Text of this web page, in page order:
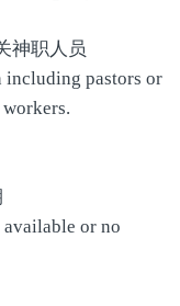
神职人员
including pastors or
or no